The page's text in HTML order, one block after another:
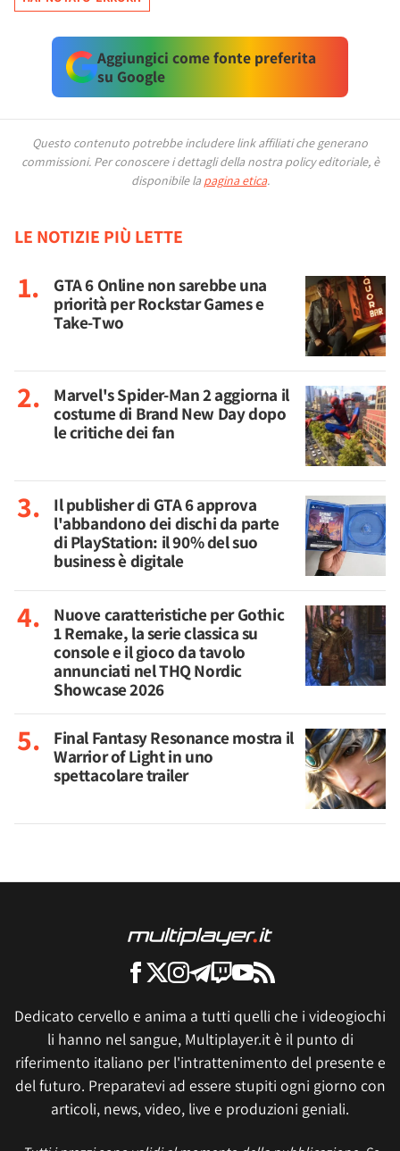
Aggiungici come fonte preferita
su Google
Questo contenuto potrebbe includere link affiliati che generano
commissioni. Per conoscere i dettagli della nostra policy editoriale, è
disponibile la pagina etica.
LE NOTIZIE PIÙ LETTE
GTA 6 Online non sarebbe una
priorità per Rockstar Games e
Take-Two
Marvel's Spider-Man 2 aggiorna il
costume di Brand New Day dopo
le critiche dei fan
Il publisher di GTA 6 approva
l'abbandono dei dischi da parte
di PlayStation: il 90% del suo
business è digitale
Nuove caratteristiche per Gothic
1 Remake, la serie classica su
console e il gioco da tavolo
annunciati nel THQ Nordic
Showcase 2026
Final Fantasy Resonance mostra il
Warrior of Light in uno
spettacolare trailer
Dedicato cervello e anima a tutti quelli che i videogiochi
li hanno nel sangue, Multiplayer.it è il punto di
riferimento italiano per l'intrattenimento del presente e
del futuro. Preparatevi ad essere stupiti ogni giorno con
articoli, news, video, live e produzioni geniali.